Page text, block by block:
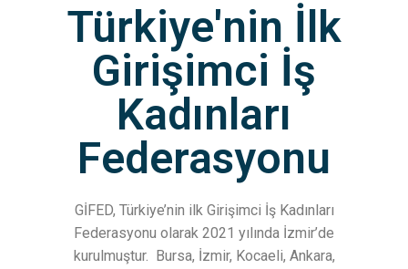
Türkiye'nin İlk
Girişimci İş
Kadınları
Federasyonu
GİFED, Türkiye’nin ilk Girişimci İş Kadınları
Federasyonu olarak 2021 yılında İzmir’de
kurulmuştur. Bursa, İzmir, Kocaeli, Ankara,